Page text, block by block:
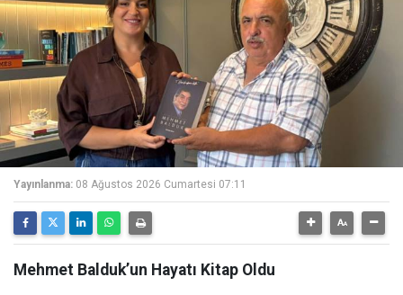
Yayınlanma: 08 Ağustos 2026 Cumartesi 07:11
Mehmet Balduk’un Hayatı Kitap Oldu